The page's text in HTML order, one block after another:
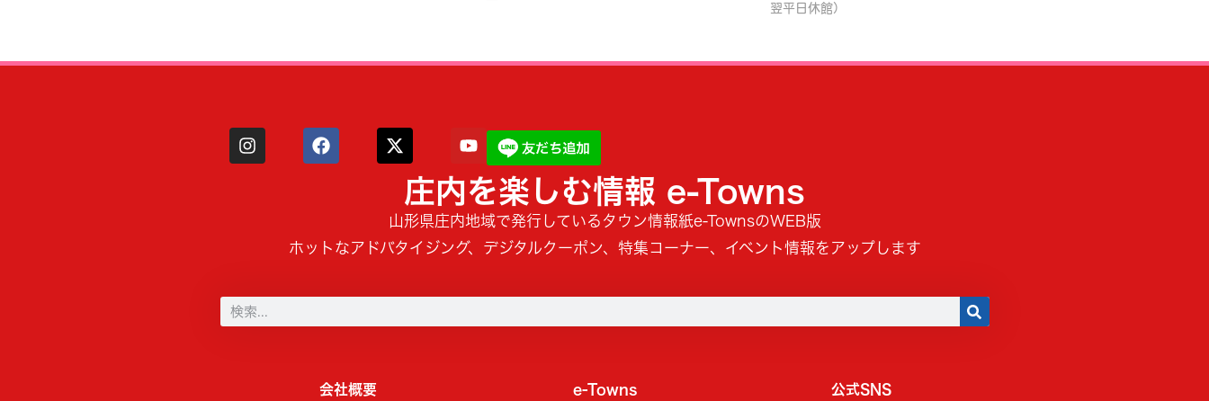
翌平日休館）
庄内を楽しむ情報 e-Towns
山形県庄内地域で発行しているタウン情報紙e-TownsのWEB版
ホットなアドバタイジング、デジタルクーポン、特集コーナー、イベント情報をアップします
会社概要 e-Towns 公式SNS